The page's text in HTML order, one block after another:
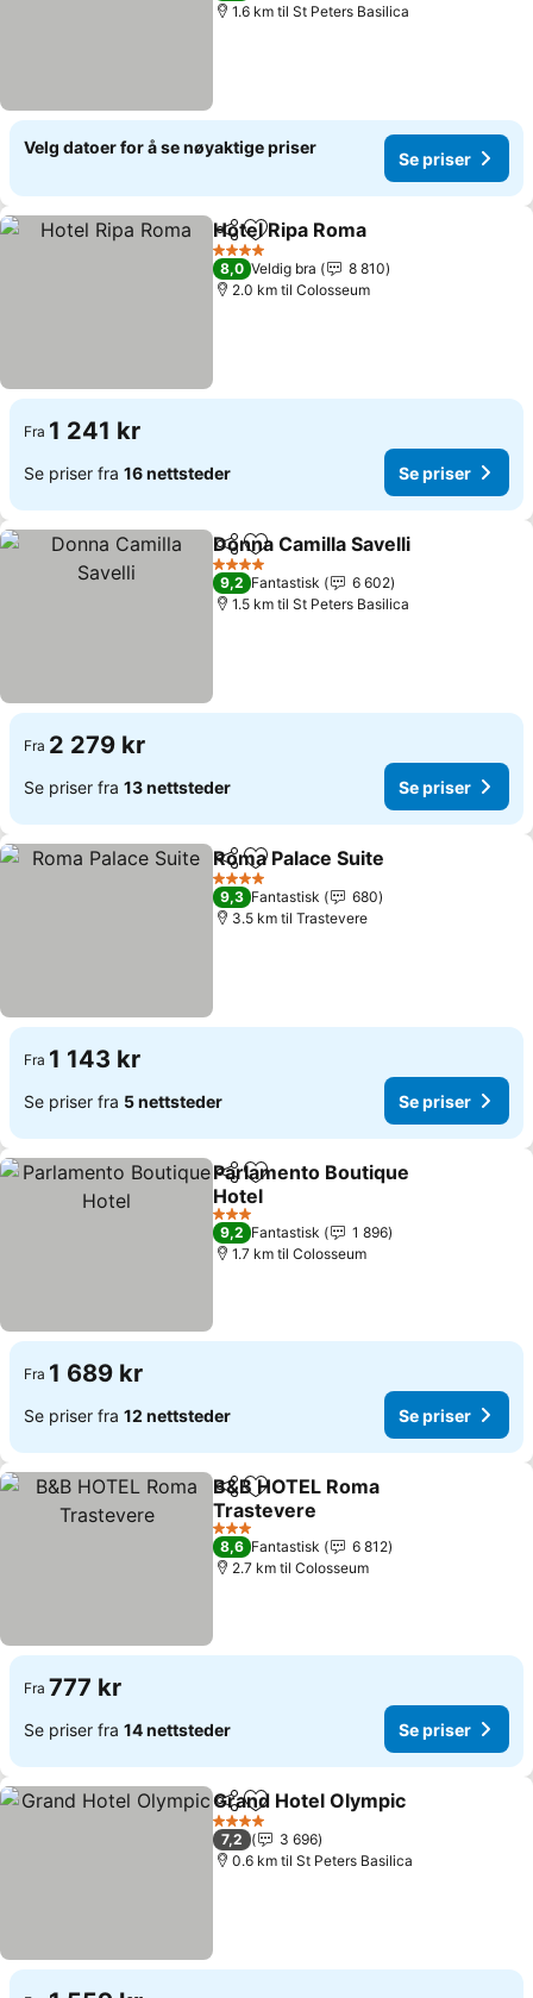
1.6 km til St Peters Basilica
Velg datoer for å se nøyaktige priser
Se priser
Del Legg til i favoritter
Hotel Ripa Roma
4 Stjerner
8,0 Veldig bra
8 810
2.0 km til Colosseum
Fra 1 241 kr
Se priser fra 16 nettsteder Se priser
Del Legg til i favoritter
Donna Camilla Savelli
4 Stjerner
9,2 Fantastisk
6 602
1.5 km til St Peters Basilica
Fra 2 279 kr
Se priser fra 13 nettsteder Se priser
Del Legg til i favoritter
Roma Palace Suite
4 Stjerner
9,3 Fantastisk
680
3.5 km til Trastevere
Fra 1 143 kr
Se priser fra 5 nettsteder Se priser
Del Legg til i favoritter
Parlamento Boutique
Hotel
3 Stjerner
9,2 Fantastisk
1 896
1.7 km til Colosseum
Fra 1 689 kr
Se priser fra 12 nettsteder Se priser
Del Legg til i favoritter
B&B HOTEL Roma
Trastevere
3 Stjerner
8,6 Fantastisk
6 812
2.7 km til Colosseum
Fra 777 kr
Se priser fra 14 nettsteder Se priser
Del Legg til i favoritter
Grand Hotel Olympic
4 Stjerner
7,2
3 696
0.6 km til St Peters Basilica